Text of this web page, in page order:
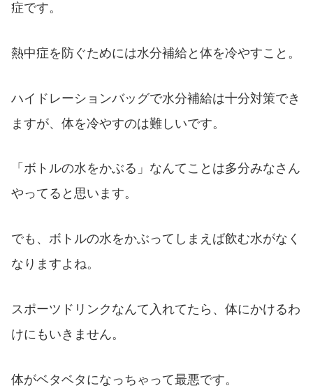
症です。
熱中症を防ぐためには水分補給と体を冷やすこと。
ハイドレーションバッグで水分補給は十分対策でき
ますが、体を冷やすのは難しいです。
「ボトルの水をかぶる」なんてことは多分みなさん
やってると思います。
でも、ボトルの水をかぶってしまえば飲む水がなく
なりますよね。
スポーツドリンクなんて入れてたら、体にかけるわ
けにもいきません。
体がベタベタになっちゃって最悪です。